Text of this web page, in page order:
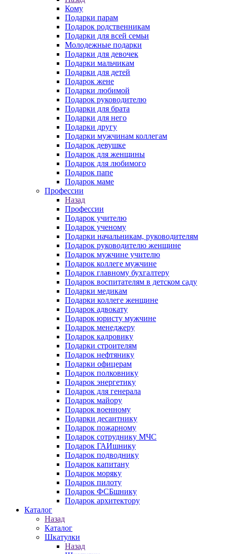
Кому
Подарки парам
Подарок родственникам
Подарки для всей семьи
Молодежные подарки
Подарки для девочек
Подарки мальчикам
Подарки для детей
Подарок жене
Подарки любимой
Подарок руководителю
Подарки для брата
Подарки для него
Подарки другу
Подарки мужчинам коллегам
Подарок девушке
Подарок для женщины
Подарок для любимого
Подарок папе
Подарок маме
Профессии
Назад
Профессии
Подарок учителю
Подарок ученому
Подарки начальникам, руководителям
Подарок руководителю женщине
Подарок мужчине учителю
Подарок коллеге мужчине
Подарок главному бухгалтеру
Подарок воспитателям в детском саду
Подарки медикам
Подарки коллеге женщине
Подарок адвокату
Подарок юристу мужчине
Подарок менеджеру
Подарок кадровику
Подарки строителям
Подарок нефтянику
Подарки офицерам
Подарок полковнику
Подарок энергетику
Подарок для генерала
Подарок майору
Подарок военному
Подарки десантнику
Подарок пожарному
Подарок сотруднику МЧС
Подарок ГАИшнику
Подарок подводнику
Подарок капитану
Подарок моряку
Подарок пилоту
Подарок ФСБшнику
Подарок архитектору
Каталог
Назад
Каталог
Шкатулки
Назад